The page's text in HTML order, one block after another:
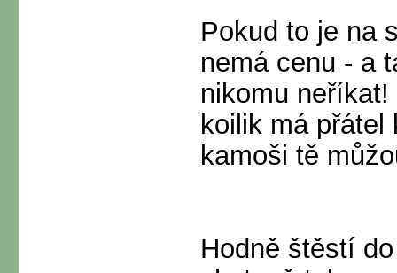
Pokud to je na
nemá cenu - a
nikomu
koilik má
kamoši tě
Hodně štěstí